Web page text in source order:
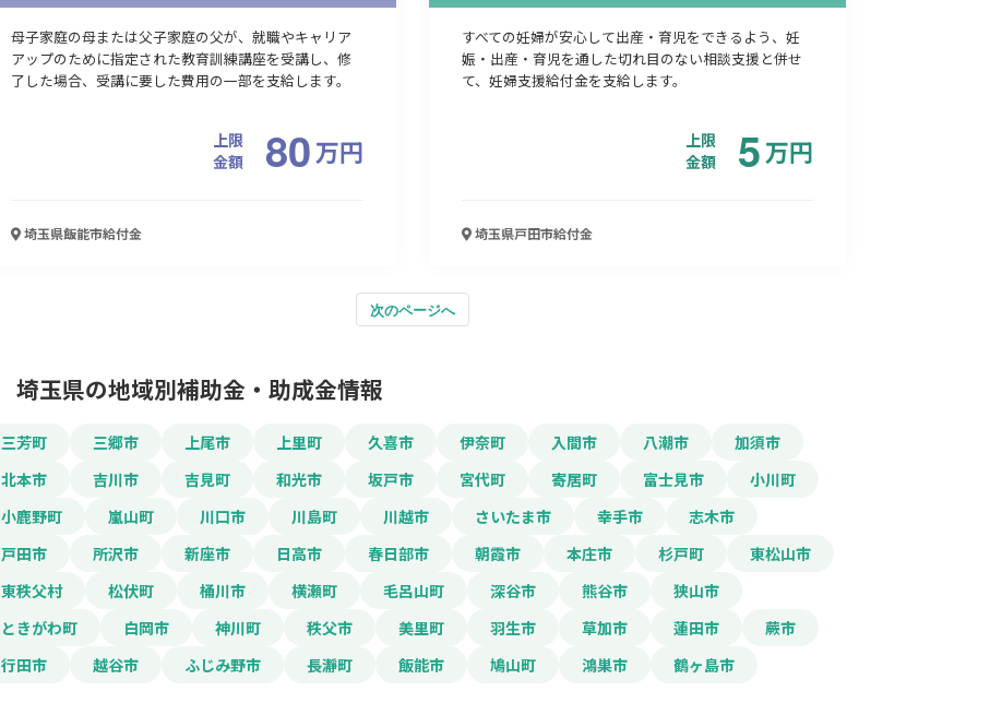
母子家庭の母または父子家庭の父が、就職やキャリア
アップのために指定された教育訓練講座を受講し、修
了した場合、受講に要した費用の一部を支給します。
上限
金額
80万円
埼玉県飯能市給付金
すべての妊婦が安心して出産・育児をできるよう、妊
娠・出産・育児を通した切れ目のない相談支援と併せ
て、妊婦支援給付金を支給します。
上限
金額
5万円
埼玉県戸田市給付金
次のページへ
埼玉県の地域別補助金・助成金情報
三芳町 三郷市 上尾市 上里町 久喜市 伊奈町 入間市 八潮市
加須市
北本市
吉川市 吉見町 和光市 坂戸市 宮代町 寄居町 富士見市
小川町
小鹿野町
嵐山町 川口市 川島町 川越市 さいたま市 幸手市
志木市
戸田市
所沢市 新座市 日高市 春日部市 朝霞市 本庄市 杉戸町
東松山市
東秩父村
松伏町 桶川市 横瀬町 毛呂山町 深谷市 熊谷市
狭山市
ときがわ町
白岡市 神川町 秩父市 美里町 羽生市 草加市 蓮田市
蕨市
行田市
越谷市 ふじみ野市 長瀞町 飯能市 鳩山町 鴻巣市 鶴ヶ島市